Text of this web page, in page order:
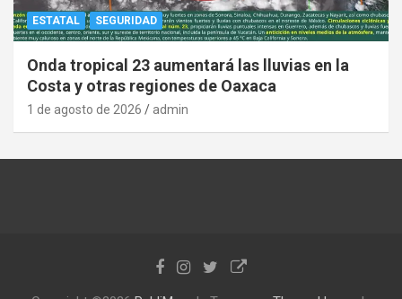
ESTATAL SEGURIDAD
Onda tropical 23 aumentará las lluvias en la
Costa y otras regiones de Oaxaca
1 de agosto de 2026 admin